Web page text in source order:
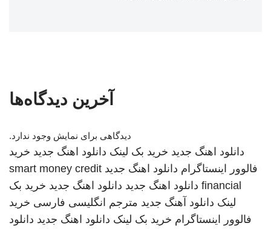
آخرین دیدگاه‌ها
دیدگاهی برای نمایش وجود ندارد.
دانلود اهنگ جدید خرید بک لینک دانلود اهنگ جدید خرید
فالوور اینستاگرام دانلود اهنگ جدید smart money credit
financial دانلود اهنگ جدید دانلود اهنگ جدید خرید بک
لینک دانلود آهنگ جدید مترجم انگلیسی فارسی خرید
فالوور اینستاگرام خرید بک لینک دانلود اهنگ جدید دانلود